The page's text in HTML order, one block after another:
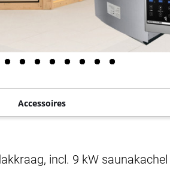
Accessoires
incl. 9 kW